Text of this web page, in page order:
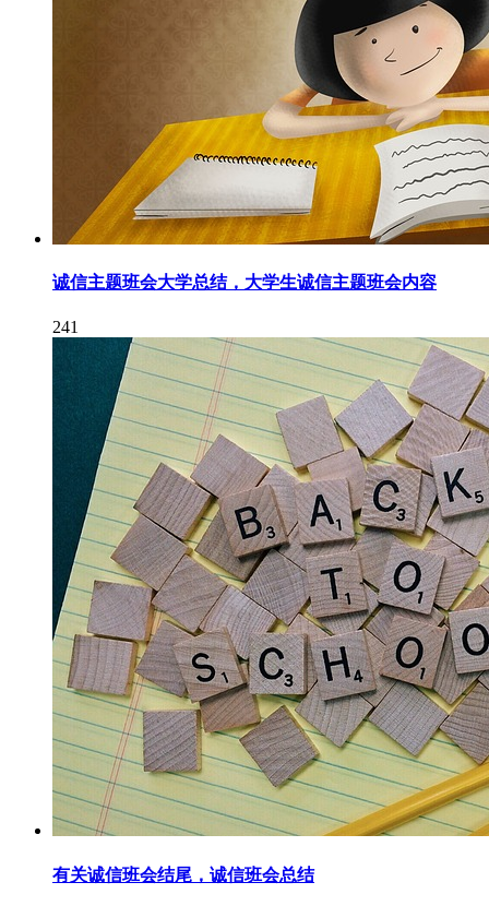
诚信主题班会大学总结，大学生诚信主题班会内容
241
有关诚信班会结尾，诚信班会总结